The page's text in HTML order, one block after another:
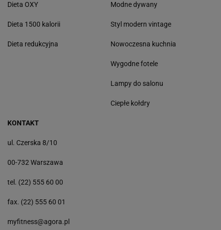
Dieta OXY
Dieta 1500 kalorii
Dieta redukcyjna
Modne dywany
Styl modern vintage
Nowoczesna kuchnia
Wygodne fotele
Lampy do salonu
Ciepłe kołdry
KONTAKT
ul. Czerska 8/10
00-732 Warszawa
tel. (22) 555 60 00
fax. (22) 555 60 01
myfitness@agora.pl